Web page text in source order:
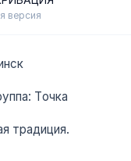
версия
Точка
традиция.